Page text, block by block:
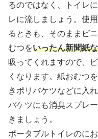
るのではなく、トイレ
レに流しましょう。使
るときも、そのままビ
むつをいったん新聞紙
吸ってくれますので、
くなります。紙おむつ
きポリバケツなどに入
バケツにも消臭スプレ
きましょう。
ポータブルトイレのに